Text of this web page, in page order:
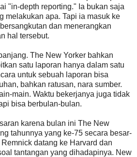
"in-depth reporting." Ia bukan saja
melakukan apa. Tapi ia masuk ke
dan menerangkan
hal tersebut.
The New Yorker bahkan
satu laporan hanya dalam satu
untuk sebuah laporan bisa
bahkan ratusan, nara sumber.
main. Waktu bekerjanya juga tidak
bisa berbulan-bulan.
karena bulan ini The New
tahunnya yang ke-75 secara besar-
datang ke Harvard dan
tantangan yang dihadapinya. New